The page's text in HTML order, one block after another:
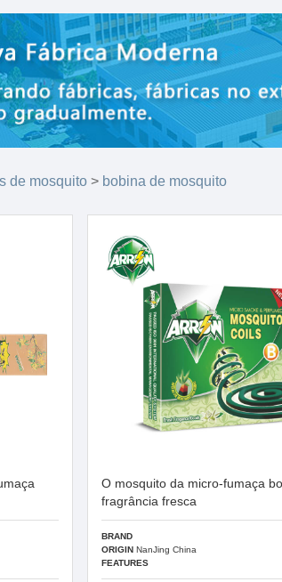
de mosquito > bobina de mosquito
O mosquito da micro-fumaça
fragrância fresca
BRAND
ORIGIN NanJing China
FEATURES